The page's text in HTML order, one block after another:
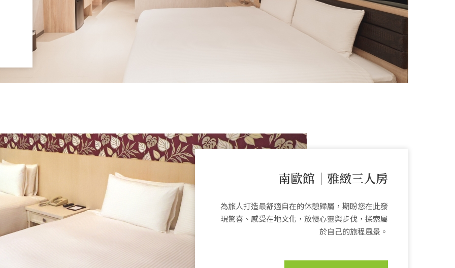
南歐館｜雅緻三人房
為旅人打造最舒適自在的休憩歸屬，期盼您在此發
現驚喜、感受在地文化，放慢心靈與步伐，探索屬
於自己的旅程風景。